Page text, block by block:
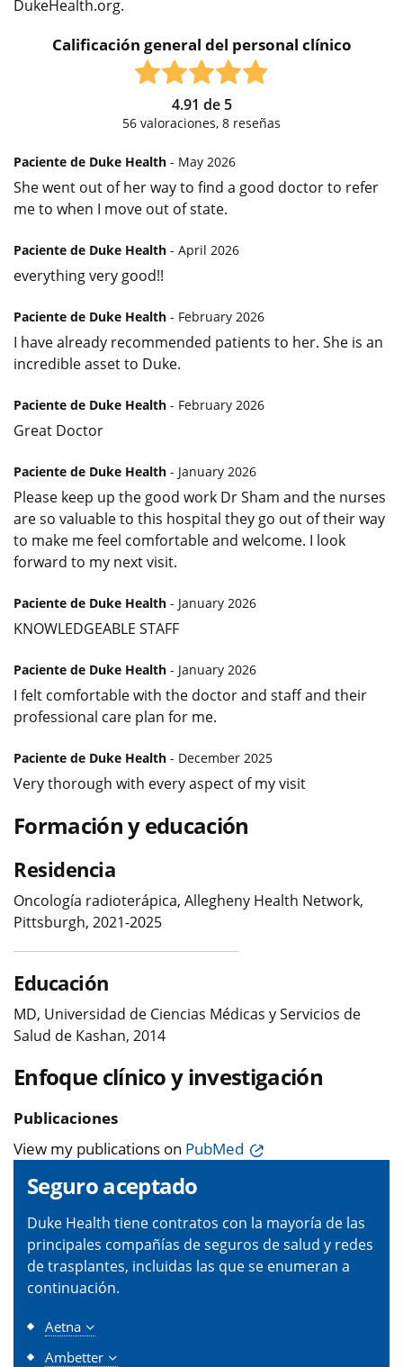
DukeHealth.org.
Calificación general del personal clínico
4.91 de 5
56 valoraciones, 8 reseñas
Paciente de Duke Health - May 2026
She went out of her way to find a good doctor to refer
me to when I move out of state.
Paciente de Duke Health - April 2026
everything very good!!
Paciente de Duke Health - February 2026
I have already recommended patients to her. She is an
incredible asset to Duke.
Paciente de Duke Health - February 2026
Great Doctor
Paciente de Duke Health - January 2026
Please keep up the good work Dr Sham and the nurses
are so valuable to this hospital they go out of their way
to make me feel comfortable and welcome. I look
forward to my next visit.
Paciente de Duke Health - January 2026
KNOWLEDGEABLE STAFF
Paciente de Duke Health - January 2026
I felt comfortable with the doctor and staff and their
professional care plan for me.
Paciente de Duke Health - December 2025
Very thorough with every aspect of my visit
Formación y educación
Residencia
Oncología radioterápica, Allegheny Health Network,
Pittsburgh, 2021-2025
Educación
MD, Universidad de Ciencias Médicas y Servicios de
Salud de Kashan, 2014
Enfoque clínico y investigación
Publicaciones
View my publications on PubMed
Seguro aceptado
Duke Health tiene contratos con la mayoría de las
principales compañías de seguros de salud y redes
de trasplantes, incluidas las que se enumeran a
continuación.
Aetna
Ambetter